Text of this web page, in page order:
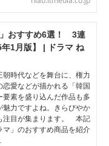
」おすすめ6選！ 3連
1月版】 | ドラマ ね
時代などを舞台に、権力
愛などが描かれる「韓国
素を盛り込んだ作品も多
魅力ですよね。きらびやか
注目が集まります。 本記
」のおすすめ商品を紹介